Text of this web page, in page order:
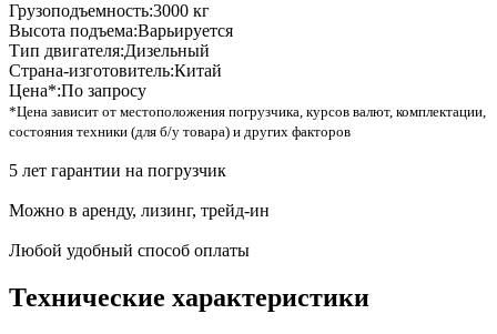
Грузоподъемность:3000 кг
Высота подъема:Варьируется
Тип двигателя:Дизельный
Страна-изготовитель:Китай
Цена*:По запросу
*Цена зависит от местоположения погрузчика, курсов валют, комплектации,
состояния техники (для б/у товара) и других факторов
5 лет гарантии на погрузчик
Можно в аренду, лизинг, трейд-ин
Любой удобный способ оплаты
Технические характеристики